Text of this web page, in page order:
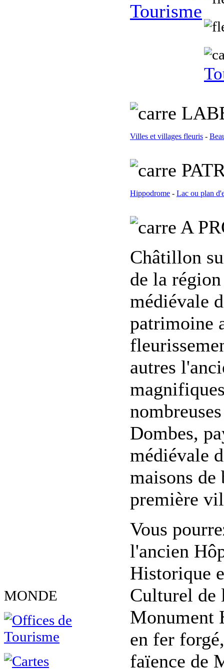
MONDE
L
Villes et villages fleuris -
Hippodrome - Lac ou plan
A
Châtillon
de la
médiévale
patrimoine
autres
Dombes,
médiévale
maisons de
première
Vous
l'ancien
Historique
Culturel de
Monument
en fer
faïence de